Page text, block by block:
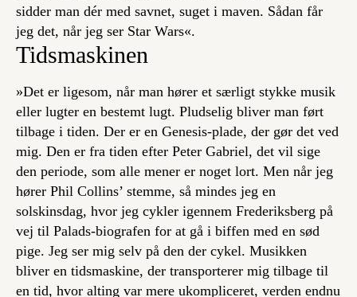
sidder man dér med savnet, suget i maven. Sådan får
jeg det, når jeg ser Star Wars«.
Tidsmaskinen
»Det er ligesom, når man hører et særligt stykke musik
eller lugter en bestemt lugt. Pludselig bliver man ført
tilbage i tiden. Der er en Genesis-plade, der gør det ved
mig. Den er fra tiden efter Peter Gabriel, det vil sige
den periode, som alle mener er noget lort. Men når jeg
hører Phil Collins’ stemme, så mindes jeg en
solskinsdag, hvor jeg cykler igennem Frederiksberg på
vej til Palads-biografen for at gå i biffen med en sød
pige. Jeg ser mig selv på den der cykel. Musikken
bliver en tidsmaskine, der transporterer mig tilbage til
en tid, hvor alting var mere ukompliceret, verden endnu